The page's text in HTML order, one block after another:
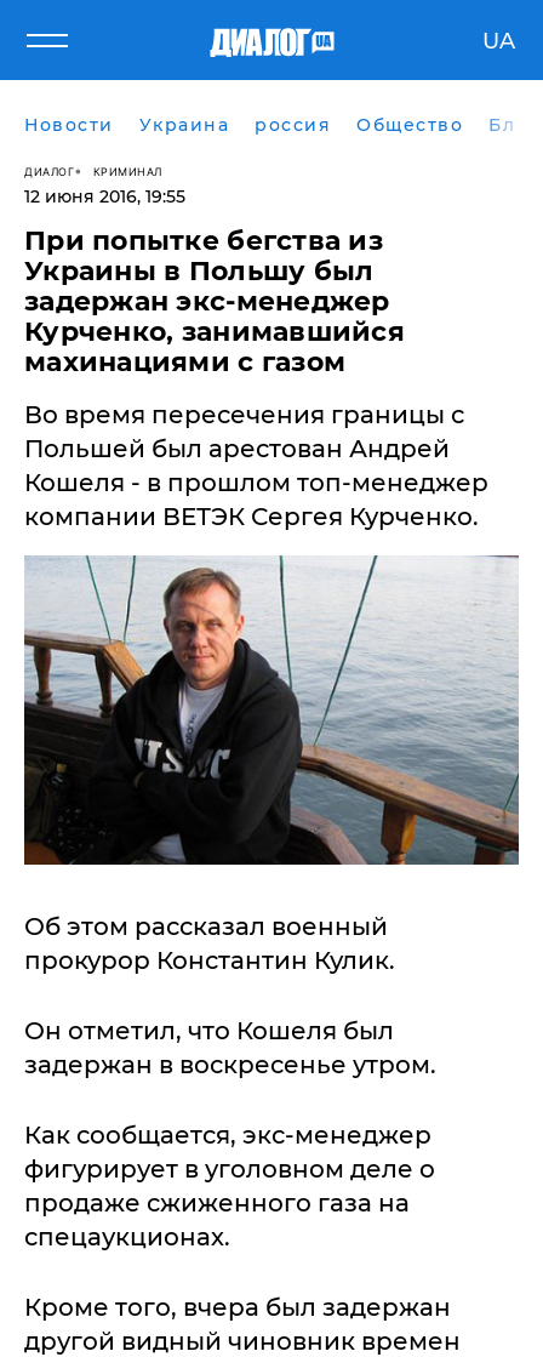
UA
Новости Украина россия Общество
ДИАЛОГ КРИМИНАЛ
12 июня 2016, 19:55
При попытке бегства из
Украины в Польшу был
задержан экс-менеджер
Курченко, занимавшийся
махинациями с газом
Во время пересечения границы с
Польшей был арестован Андрей
Кошеля - в прошлом топ-менеджер
компании ВЕТЭК Сергея Курченко.
Об этом рассказал военный
прокурор Константин Кулик.
Он отметил, что Кошеля был
задержан в воскресенье утром.
Как сообщается, экс-менеджер
фигурирует в уголовном деле о
продаже сжиженного газа на
спецаукционах.
Кроме того, вчера был задержан
другой видный чиновник времен